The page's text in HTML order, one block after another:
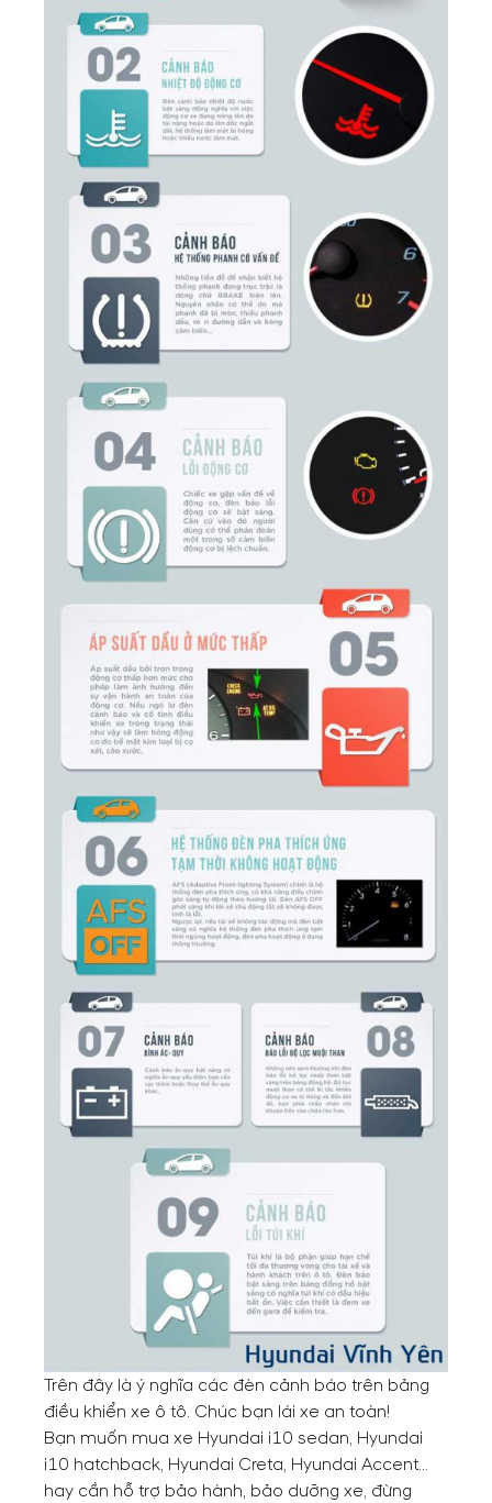
Trên đây là ý nghĩa các đèn cảnh báo trên bảng
điều khiển xe ô tô. Chúc bạn lái xe an toàn!
Bạn muốn mua xe Hyundai i10 sedan, Hyundai
i10 hatchback, Hyundai Creta, Hyundai Accent…
hay cần hỗ trợ bảo hành, bảo dưỡng xe, đừng